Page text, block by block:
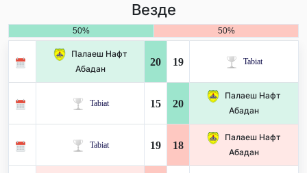
Везде
50% 50%
Палаеш Нафт
Абадан
20 19 Tabiat
Tabiat 15 20
Палаеш Нафт
Абадан
Tabiat 19 18
Палаеш Нафт
Абадан